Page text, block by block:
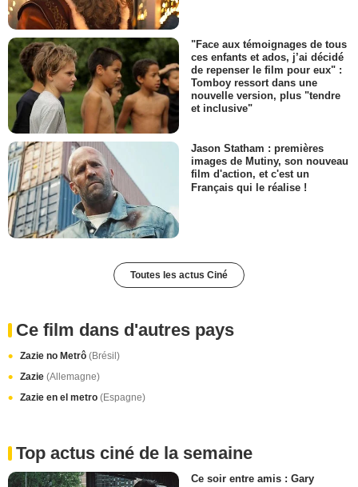
"Face aux témoignages de tous
ces enfants et ados, j’ai décidé
de repenser le film pour eux" :
Tomboy ressort dans une
nouvelle version, plus "tendre
et inclusive"
Jason Statham : premières
images de Mutiny, son nouveau
film d'action, et c'est un
Français qui le réalise !
Toutes les actus Ciné
Ce film dans d'autres pays
Zazie no Metrô (Brésil)
Zazie (Allemagne)
Zazie en el metro (Espagne)
Top actus ciné de la semaine
Ce soir entre amis : Gary